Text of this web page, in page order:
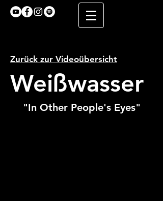
Zurück zur Videoübersicht
Weißwasser
"In Other People's Eyes"